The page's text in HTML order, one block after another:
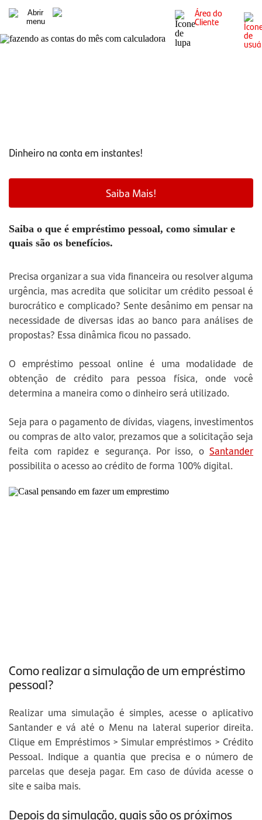
Área do
Cliente
Saiba o que é empréstimo pessoal, como simular e
quais são os benefícios.
Precisa organizar a sua vida financeira ou resolver alguma
urgência, mas acredita que solicitar um crédito pessoal é
burocrático e complicado? Sente desânimo em pensar na
necessidade de diversas idas ao banco para análises de
propostas? Essa dinâmica ficou no passado.
O empréstimo pessoal online é uma modalidade de
obtenção de crédito para pessoa física, onde você
determina a maneira como o dinheiro será utilizado.
Seja para o pagamento de dívidas, viagens, investimentos
ou compras de alto valor, prezamos que a solicitação seja
feita com rapidez e segurança. Por isso, o Santander
possibilita o acesso ao crédito de forma 100% digital.
Como realizar a simulação de um empréstimo
pessoal?
Realizar uma simulação é simples, acesse o aplicativo
Santander e vá até o Menu na lateral superior direita.
Clique em Empréstimos > Simular empréstimos > Crédito
Pessoal. Indique a quantia que precisa e o número de
parcelas que deseja pagar. Em caso de dúvida acesse o
site e saiba mais.
Depois da simulação, quais são os próximos
Saiba Mais!
Dinheiro na conta em instantes!